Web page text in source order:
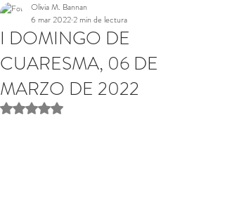
I DOMINGO DE
CUARESMA, 06 DE
MARZO DE 2022
Olivia M. Bannan
6 mar 20222 min de lectura
Obtuvo NaN de 5 estrellas.